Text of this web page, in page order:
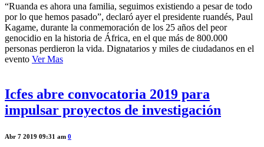
“Ruanda es ahora una familia, seguimos existiendo a pesar de todo
por lo que hemos pasado”, declaró ayer el presidente ruandés, Paul
Kagame, durante la conmemoración de los 25 años del peor
genocidio en la historia de África, en el que más de 800.000
personas perdieron la vida. Dignatarios y miles de ciudadanos en el
evento Ver Mas
Icfes abre convocatoria 2019 para
impulsar proyectos de investigación
Abr 7 2019 09:31 am 0